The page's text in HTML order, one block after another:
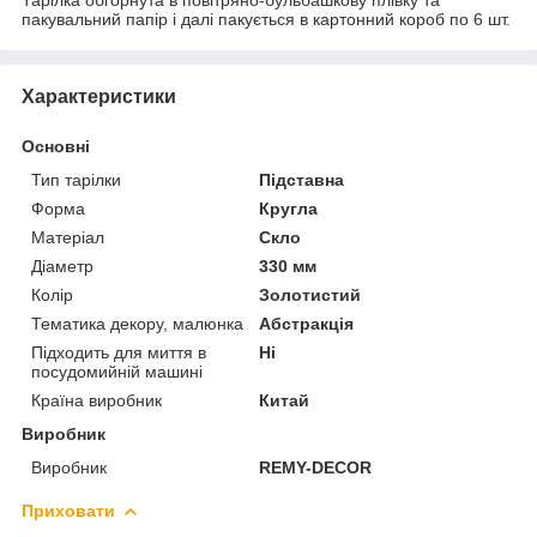
пакувальний папір і далі пакується в картонний короб по 6 шт.
Характеристики
Основні
Тип тарілки
Підставна
Форма
Кругла
Матеріал
Скло
Діаметр
330 мм
Колір
Золотистий
Тематика декору, малюнка
Абстракція
Підходить для миття в
посудомийній машині
Ні
Країна виробник
Китай
Виробник
Виробник
REMY-DECOR
Приховати